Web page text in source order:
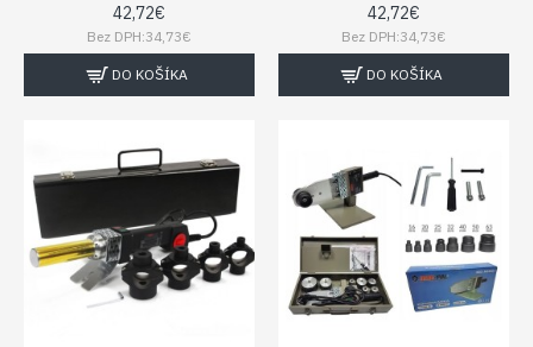
42,72€
Bez DPH:34,73€
DO KOŠÍKA
42,72€
Bez DPH:34,73€
DO KOŠÍKA